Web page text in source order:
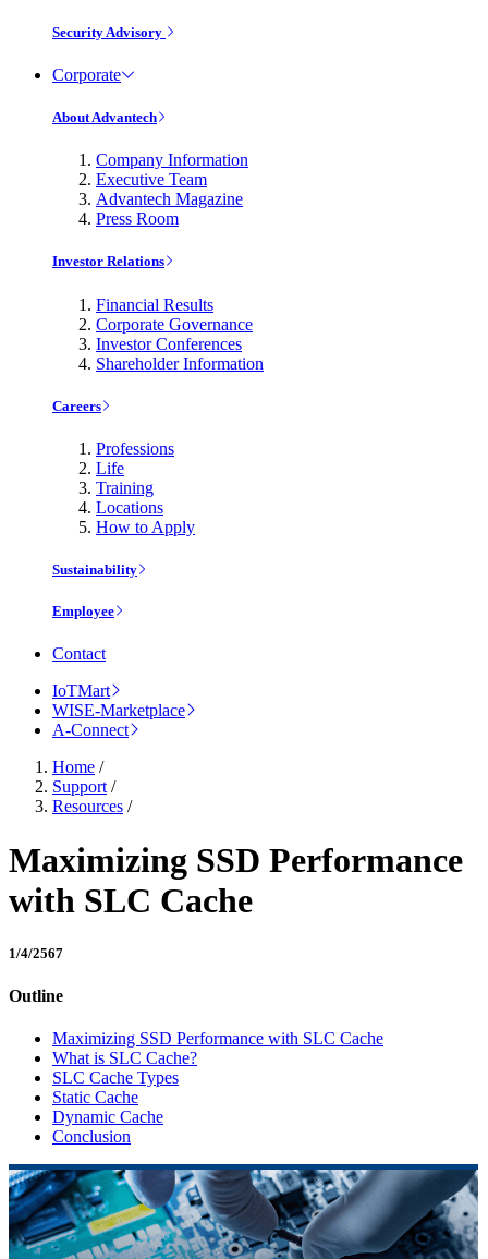
Security Advisory
Corporate
About Advantech
Company Information
Executive Team
Advantech Magazine
Press Room
Investor Relations
Financial Results
Corporate Governance
Investor Conferences
Shareholder Information
Careers
Professions
Life
Training
Locations
How to Apply
Sustainability
Employee
Contact
IoTMart
WISE-Marketplace
A-Connect
Home /
Support /
Resources /
Maximizing SSD Performance
with SLC Cache
1/4/2567
Outline
Maximizing SSD Performance with SLC Cache
What is SLC Cache?
SLC Cache Types
Static Cache
Dynamic Cache
Conclusion